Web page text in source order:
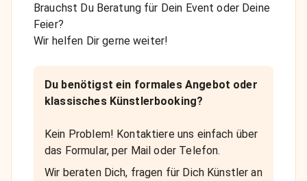
Brauchst Du Beratung für Dein Event oder Deine
Feier?
Wir helfen Dir gerne weiter!
Du benötigst ein formales Angebot oder
klassisches Künstlerbooking?
Kein Problem! Kontaktiere uns einfach über
das Formular, per Mail oder Telefon.
Wir beraten Dich, fragen für Dich Künstler an